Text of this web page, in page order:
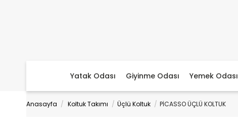
Yatak Odası Giyinme Odası Yemek Odası
Anasayfa Koltuk Takımı Üçlü Koltuk PİCASSO ÜÇLÜ KOLTUK